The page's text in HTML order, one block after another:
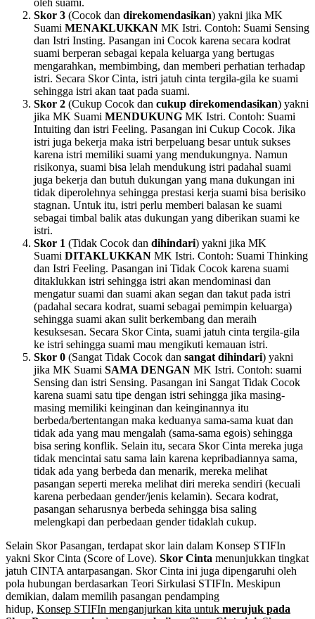
Skor 3 (Cocok dan direkomendasikan) yakni jika MK
Suami MENAKLUKKAN MK Istri. Contoh: Suami Sensing
dan Istri Insting. Pasangan ini Cocok karena secara kodrat
suami berperan sebagai kepala keluarga yang bertugas
mengarahkan, membimbing, dan memberi perhatian terhadap
istri. Secara Skor Cinta, istri jatuh cinta tergila-gila ke suami
sehingga istri akan taat pada suami.
Skor 2 (Cukup Cocok dan cukup direkomendasikan) yakni
jika MK Suami MENDUKUNG MK Istri. Contoh: Suami
Intuiting dan istri Feeling. Pasangan ini Cukup Cocok. Jika
istri juga bekerja maka istri berpeluang besar untuk sukses
karena istri memiliki suami yang mendukungnya. Namun
risikonya, suami bisa lelah mendukung istri padahal suami
juga bekerja dan butuh dukungan yang mana dukungan ini
tidak diperolehnya sehingga prestasi kerja suami bisa berisiko
stagnan. Untuk itu, istri perlu memberi balasan ke suami
sebagai timbal balik atas dukungan yang diberikan suami ke
istri.
Skor 1 (Tidak Cocok dan dihindari) yakni jika MK
Suami DITAKLUKKAN MK Istri. Contoh: Suami Thinking
dan Istri Feeling. Pasangan ini Tidak Cocok karena suami
ditaklukkan istri sehingga istri akan mendominasi dan
mengatur suami dan suami akan segan dan takut pada istri
(padahal secara kodrat, suami sebagai pemimpin keluarga)
sehingga suami akan sulit berkembang dan meraih
kesuksesan. Secara Skor Cinta, suami jatuh cinta tergila-gila
ke istri sehingga suami mau mengikuti kemauan istri.
Skor 0 (Sangat Tidak Cocok dan sangat dihindari) yakni
jika MK Suami SAMA DENGAN MK Istri. Contoh: suami
Sensing dan istri Sensing. Pasangan ini Sangat Tidak Cocok
karena suami satu tipe dengan istri sehingga jika masing-
masing memiliki keinginan dan keinginannya itu
berbeda/bertentangan maka keduanya sama-sama kuat dan
tidak ada yang mau mengalah (sama-sama egois) sehingga
bisa sering konflik. Selain itu, secara Skor Cinta mereka juga
tidak mencintai satu sama lain karena kepribadiannya sama,
tidak ada yang berbeda dan menarik, mereka melihat
pasangan seperti mereka melihat diri mereka sendiri (kecuali
karena perbedaan gender/jenis kelamin). Secara kodrat,
pasangan seharusnya berbeda sehingga bisa saling
melengkapi dan perbedaan gender tidaklah cukup.
Selain Skor Pasangan, terdapat skor lain dalam Konsep STIFIn
yakni Skor Cinta (Score of Love). Skor Cinta menunjukkan tingkat
jatuh CINTA antarpasangan. Skor Cinta ini juga dipengaruhi oleh
pola hubungan berdasarkan Teori Sirkulasi STIFIn. Meskipun
demikian, dalam memilih pasangan pendamping
hidup, Konsep STIFIn menganjurkan kita untuk merujuk pada